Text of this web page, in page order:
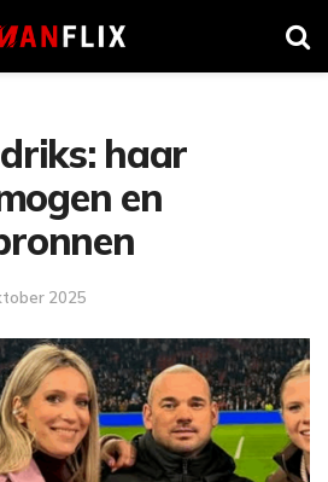
haar
en
2025